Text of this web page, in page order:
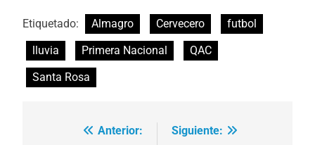
Etiquetado: Almagro Cervecero
futbol
lluvia
Primera Nacional
QAC
Santa Rosa
Navegación
Anterior:
Siguiente: